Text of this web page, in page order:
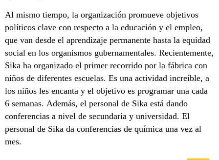
Al mismo tiempo, la organización promueve objetivos
políticos clave con respecto a la educación y el empleo,
que van desde el aprendizaje permanente hasta la equidad
social en los organismos gubernamentales. Recientemente,
Sika ha organizado el primer recorrido por la fábrica con
niños de diferentes escuelas. Es una actividad increíble, a
los niños les encanta y el objetivo es programar una cada
6 semanas. Además, el personal de Sika está dando
conferencias a nivel de secundaria y universidad. El
personal de Sika da conferencias de química una vez al
mes.